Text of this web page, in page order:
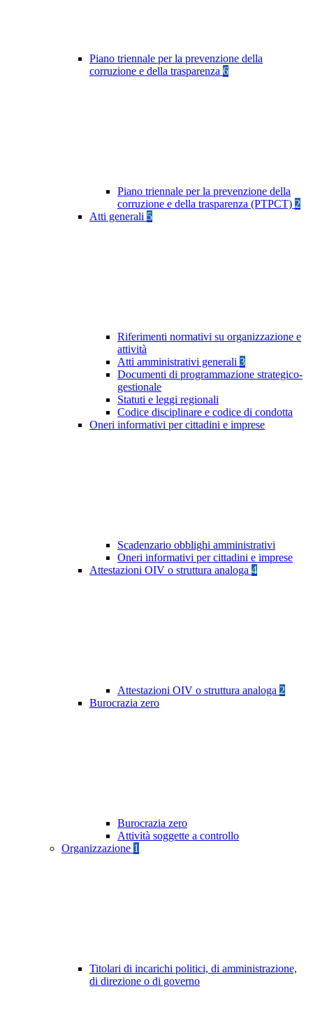
Piano triennale per la prevenzione della
corruzione e della trasparenza 6
Piano triennale per la prevenzione della
corruzione e della trasparenza (PTPCT) 2
Atti generali 5
Riferimenti normativi su organizzazione e
attività
Atti amministrativi generali 3
Documenti di programmazione strategico-
gestionale
Statuti e leggi regionali
Codice disciplinare e codice di condotta
Oneri informativi per cittadini e imprese
Scadenzario obblighi amministrativi
Oneri informativi per cittadini e imprese
Attestazioni OIV o struttura analoga 4
Attestazioni OIV o struttura analoga 2
Burocrazia zero
Burocrazia zero
Attività soggette a controllo
Organizzazione 1
Titolari di incarichi politici, di amministrazione,
di direzione o di governo